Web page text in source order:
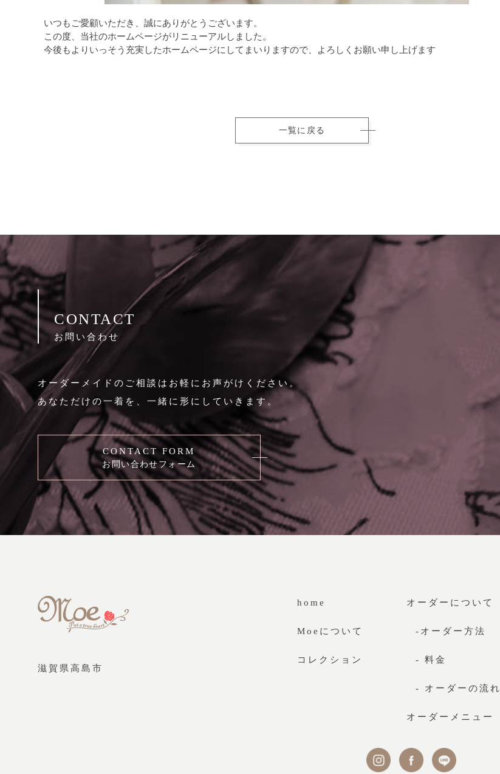
いつもご愛顧いただき、誠にありがとうございます。
この度、当社のホームページがリニューアルしました。
今後もよりいっそう充実したホームページにしてまいりますので、よろしくお願い申し上げます
一覧に戻る
CONTACT
お問い合わせ
オーダーメイドのご相談はお軽にお声がけください。
あなただけの一着を、一緒に形にしていきます。
CONTACT FORM
お問い合わせフォーム
滋賀県高島市
home
Moeについて
コレクション
オーダーについて
-オーダー方法
- 料金
- オーダーの流れ
オーダーメニュー